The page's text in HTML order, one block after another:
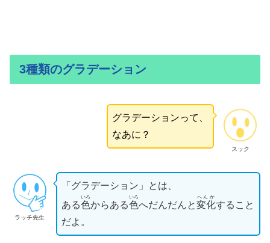
3種類のグラデーション
スック
グラデーションって、
なあに？
ラッチ先生
「グラデーション」とは、
ある色
いろ
からある色
いろ
へだんだんと変化
へんか
すること
だよ。